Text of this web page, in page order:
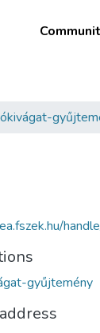
gyűjtemény